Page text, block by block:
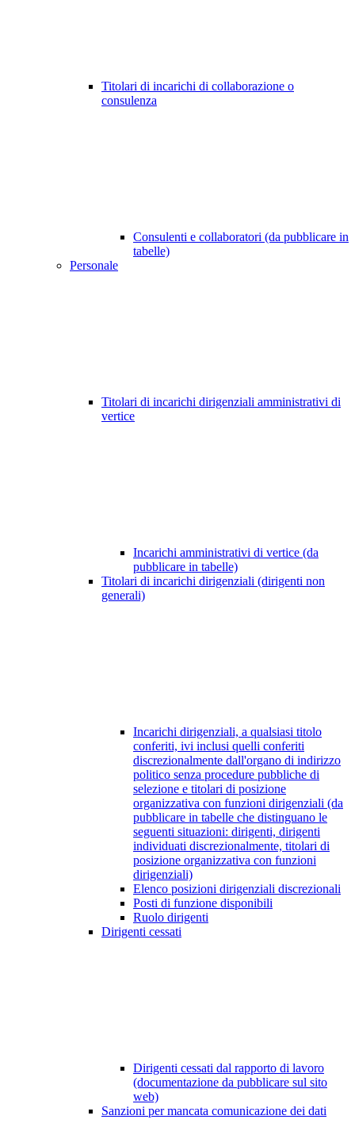
Titolari di incarichi di collaborazione o
consulenza
Consulenti e collaboratori (da pubblicare in
tabelle)
Personale
Titolari di incarichi dirigenziali amministrativi di
vertice
Incarichi amministrativi di vertice (da
pubblicare in tabelle)
Titolari di incarichi dirigenziali (dirigenti non
generali)
Incarichi dirigenziali, a qualsiasi titolo
conferiti, ivi inclusi quelli conferiti
discrezionalmente dall'organo di indirizzo
politico senza procedure pubbliche di
selezione e titolari di posizione
organizzativa con funzioni dirigenziali (da
pubblicare in tabelle che distinguano le
seguenti situazioni: dirigenti, dirigenti
individuati discrezionalmente, titolari di
posizione organizzativa con funzioni
dirigenziali)
Elenco posizioni dirigenziali discrezionali
Posti di funzione disponibili
Ruolo dirigenti
Dirigenti cessati
Dirigenti cessati dal rapporto di lavoro
(documentazione da pubblicare sul sito
web)
Sanzioni per mancata comunicazione dei dati